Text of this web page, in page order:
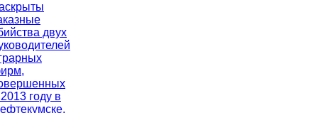
двух
году в